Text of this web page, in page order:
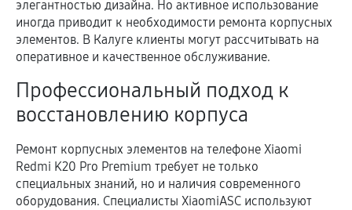
элегантностью дизайна. Но активное использование
иногда приводит к необходимости ремонта корпусных
элементов. В Калуге клиенты могут рассчитывать на
оперативное и качественное обслуживание.
Профессиональный подход к
восстановлению корпуса
Ремонт корпусных элементов на телефоне Xiaomi
Redmi K20 Pro Premium требует не только
специальных знаний, но и наличия современного
оборудования. Специалисты XiaomiASC используют